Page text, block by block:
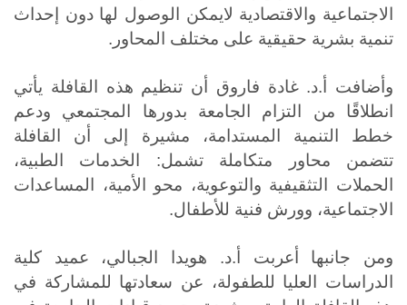
الاجتماعية والاقتصادية لايمكن الوصول لها دون إحداث
تنمية بشرية حقيقية على مختلف المحاور .
وأضافت أ.د. غادة فاروق أن تنظيم هذه القافلة يأتي
انطلاقًا من التزام الجامعة بدورها المجتمعي ودعم
خطط التنمية المستدامة، مشيرة إلى أن القافلة
تتضمن محاور متكاملة تشمل: الخدمات الطبية،
الحملات التثقيفية والتوعوية، محو الأمية، المساعدات
الاجتماعية، وورش فنية للأطفال.
ومن جانبها أعربت أ.د. هويدا الجبالي، عميد كلية
الدراسات العليا للطفولة، عن سعادتها للمشاركة في